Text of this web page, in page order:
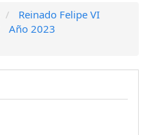
Reinado Felipe VI
Año 2023